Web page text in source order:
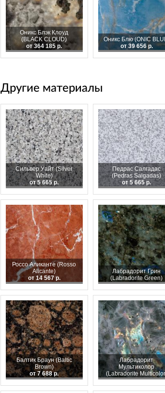
Оникс Блэк Клоуд
(BLACK CLOUD)
от 364 185 р.
Оникс Блю (ONIC
от 39 656 р.
Другие материалы
Сильвер Уайт (Silver
White)
от 5 665 р.
Педрас Салгадас
(Pedras Salgadas)
от 5 665 р.
Россо Аликанте (Rosso
Alicante)
от 14 567 р.
Лабрадорит Грин
(Labradorite Green)
Балтик Браун (Baltic
Brown)
от 7 688 р.
Лабрадорит
Мультиколор
(Labradorite